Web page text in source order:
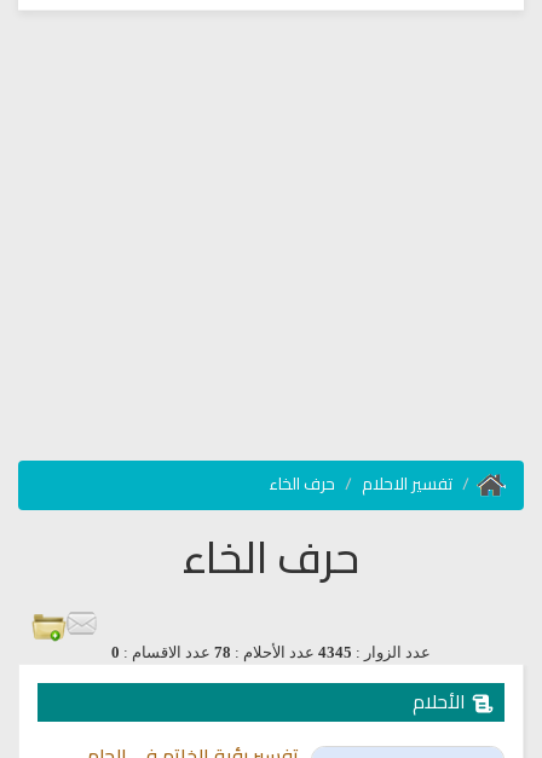
تفسير الاحلام حرف الخاء
حرف الخاء
عدد الزوار : 4345 عدد الأحلام : 78 عدد الاقسام : 0
الأحلام